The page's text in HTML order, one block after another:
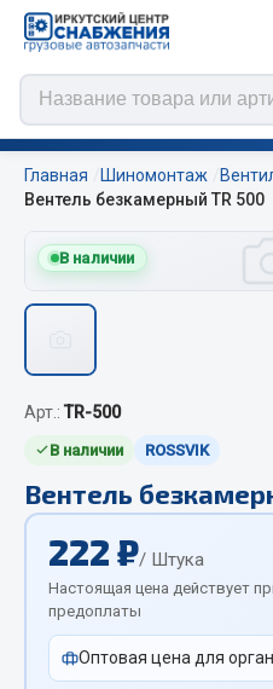
Цепи
QITONG
Отопители салона,
Автономные воздушные
Жидкостные подогреватели
Отопители салона
Главная Шиномонтаж
Вентель безкамерный TR 500
В наличии
Арт.: TR-500
В наличии ROSSVIK
Вентель
222 ₽/ Штука
Настоящая цена действует
предоплаты
Оптовая цена для